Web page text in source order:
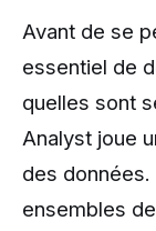
Avant de se
essentiel de
quelles sont
Analyst joue
des
ensembles